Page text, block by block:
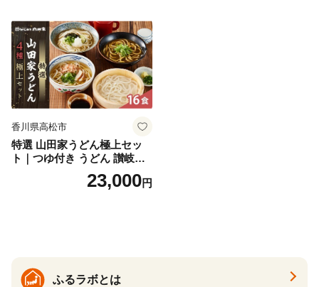
香川県高松市
特選 山田家うどん極上セッ
ト｜つゆ付き うどん 讃岐う
どん さぬきうどん 生麵 うど
んセット カレーうどん 生う
23,000円
ふるラボとは